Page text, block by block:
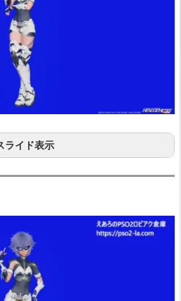
ライド表示